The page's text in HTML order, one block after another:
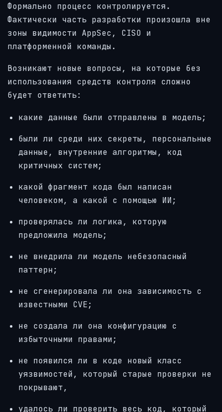
Формально процесс контролируется.
Фактически часть разработки произошла вне
зоны видимости AppSec, CISO и
платформенной команды.
Возникают новые вопросы, на которые без
использования средств контроля сложно
будет ответить:
какие данные были отправлены в модель;
были ли среди них секреты, персональные
данные, внутренние алгоритмы, код
критичных систем;
какой фрагмент кода был написан
человеком, а какой с помощью ИИ;
проверялась ли логика, которую
предложила модель;
не внедрила ли модель небезопасный
паттерн;
не сгенерировала ли она зависимость с
известными CVE;
не создала ли она конфигурацию с
избыточными правами;
не появился ли в коде новый класс
уязвимостей, который старые проверки не
покрывают,
удалось ли проверить весь код, который